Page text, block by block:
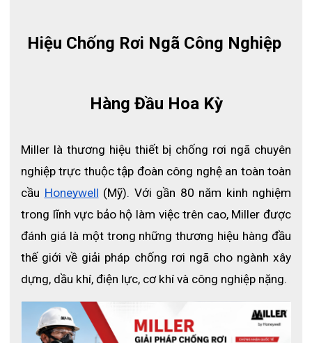
Hiệu Chống Rơi Ngã Công Nghiệp
Hàng Đầu Hoa Kỳ
Miller là thương hiệu thiết bị chống rơi ngã chuyên
nghiệp trực thuộc tập đoàn công nghệ an toàn toàn
cầu Honeywell (Mỹ). Với gần 80 năm kinh nghiệm
trong lĩnh vực bảo hộ làm việc trên cao, Miller được
đánh giá là một trong những thương hiệu hàng đầu
thế giới về giải pháp chống rơi ngã cho ngành xây
dựng, dầu khí, điện lực, cơ khí và công nghiệp nặng.